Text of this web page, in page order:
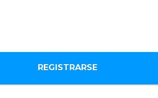
REGISTRARSE